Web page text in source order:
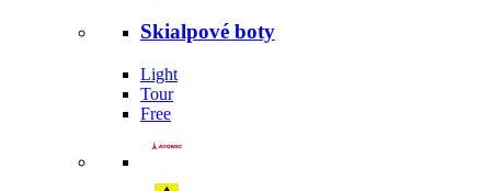
Skialpové boty
Light
Tour
Free